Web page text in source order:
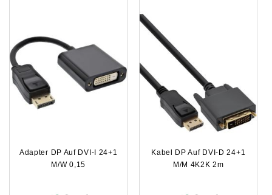
Adapter DP Auf DVI-I 24+1
M/W 0,15
Kabel DP Auf DVI-D 24+1
M/M 4K2K 2m